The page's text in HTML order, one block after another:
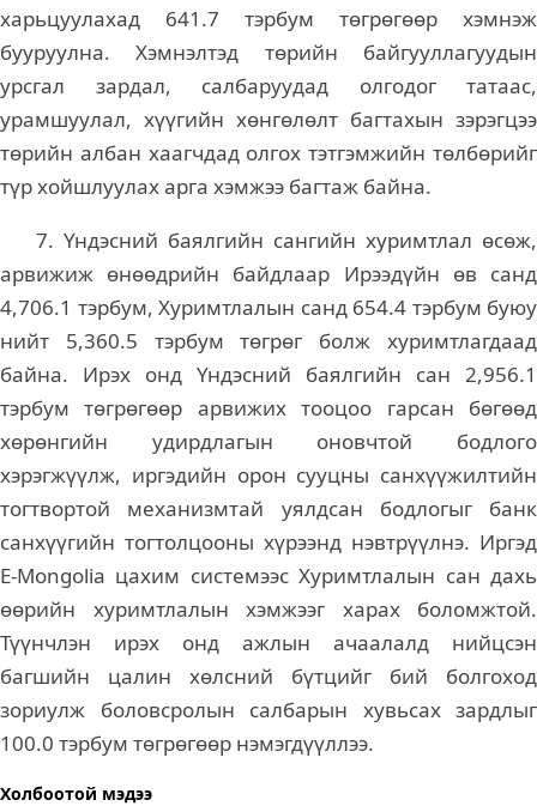
харьцуулахад 641.7 тэрбум төгрөгөөр хэмнэж
бууруулна. Хэмнэлтэд төрийн байгууллагуудын
урсгал зардал, салбаруудад олгодог татаас,
урамшуулал, хүүгийн хөнгөлөлт багтахын зэрэгцээ
төрийн албан хаагчдад олгох тэтгэмжийн төлбөрийг
түр хойшлуулах арга хэмжээ багтаж байна.
7. Үндэсний баялгийн сангийн хуримтлал өсөж,
арвижиж өнөөдрийн байдлаар Ирээдүйн өв санд
4,706.1 тэрбум, Хуримтлалын санд 654.4 тэрбум буюу
нийт 5,360.5 тэрбум төгрөг болж хуримтлагдаад
байна. Ирэх онд Үндэсний баялгийн сан 2,956.1
тэрбум төгрөгөөр арвижих тооцоо гарсан бөгөөд
хөрөнгийн удирдлагын оновчтой бодлого
хэрэгжүүлж, иргэдийн орон сууцны санхүүжилтийн
тогтвортой механизмтай уялдсан бодлогыг банк
санхүүгийн тогтолцооны хүрээнд нэвтрүүлнэ. Иргэд
E-Mongolia цахим системээс Хуримтлалын сан дахь
өөрийн хуримтлалын хэмжээг харах боломжтой.
Түүнчлэн ирэх онд ажлын ачаалалд нийцсэн
багшийн цалин хөлсний бүтцийг бий болгоход
зориулж боловсролын салбарын хувьсах зардлыг
100.0 тэрбум төгрөгөөр нэмэгдүүллээ.
Холбоотой мэдээ